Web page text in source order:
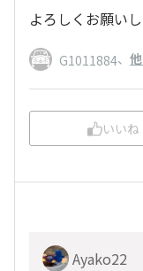
よろしくお願いし
G1011884、
いいね
Ayako22